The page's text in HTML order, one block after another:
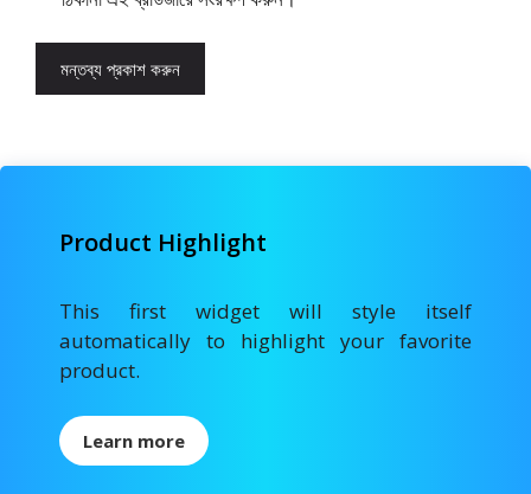
Product Highlight
This first widget will style itself
automatically to highlight your favorite
product.
Learn more